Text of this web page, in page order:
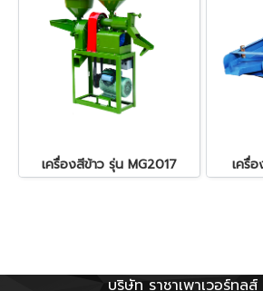
เครื่องสีข้าว รุ่น MG2017 เครื่
บริษัท ราชาเพาเวอร์ทูล